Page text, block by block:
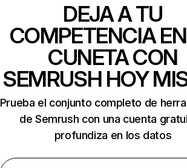
DEJA A TU
COMPETENCIA
CUNETA CON
SEMRUSH HOY
Prueba el conjunto completo de
de Semrush con una cuenta
profundiza en los datos